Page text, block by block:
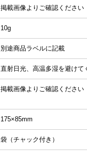
掲載画像よりご確認ください
10g
別途商品ラベルに記載
直射日光、高温多湿を避けて
掲載画像よりご確認ください
175×85mm
袋（チャック付き）